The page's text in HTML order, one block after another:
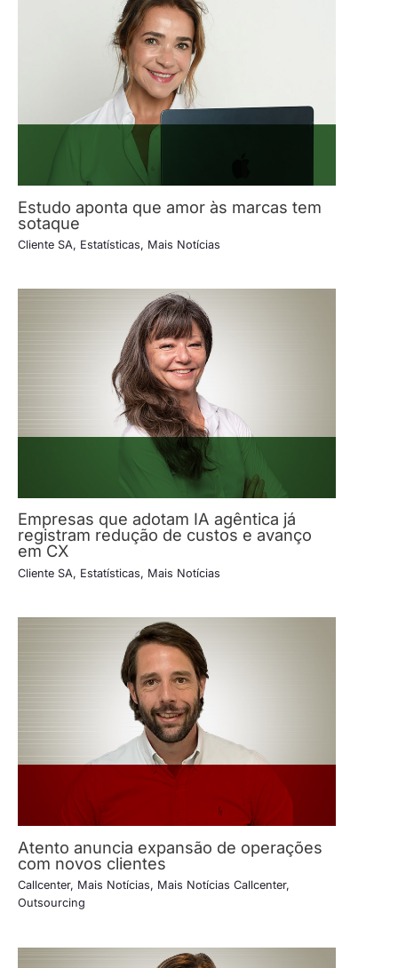
Estudo aponta que amor às marcas tem
sotaque
Cliente SA, Estatísticas, Mais Notícias
Empresas que adotam IA agêntica já
registram redução de custos e avanço
em CX
Cliente SA, Estatísticas, Mais Notícias
Atento anuncia expansão de operações
com novos clientes
Callcenter, Mais Notícias, Mais Notícias Callcenter,
Outsourcing